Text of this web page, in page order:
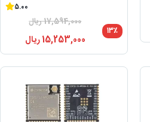
5.00
17,594,000ریال
15,253,000ریال
۱۳٪